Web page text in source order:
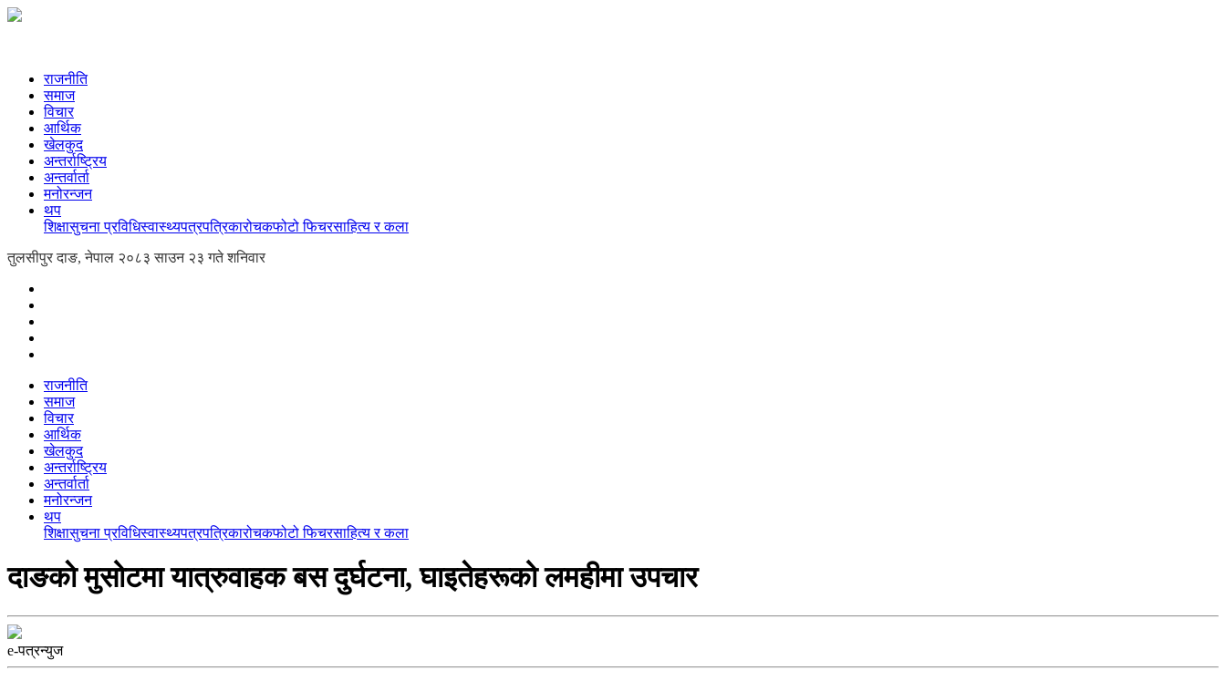
राजनीति
समाज
विचार
आर्थिक
खेलकुद
अन्तर्राष्ट्रिय
अन्तर्वार्ता
मनोरन्जन
थप
शिक्षासुचना प्रविधिस्वास्थ्यपत्रपत्रिकारोचकफोटो फिचरसाहित्य र कला
तुलसीपुर दाङ, नेपाल २०८३ साउन २३ गते शनिवार
राजनीति
समाज
विचार
आर्थिक
खेलकुद
अन्तर्राष्ट्रिय
अन्तर्वार्ता
मनोरन्जन
थप
शिक्षासुचना प्रविधिस्वास्थ्यपत्रपत्रिकारोचकफोटो फिचरसाहित्य र कला
दाङकाे मुसोटमा यात्रुवाहक बस दुर्घटना, घाइतेहरूको लमहीमा उपचार
e-पत्रन्युज